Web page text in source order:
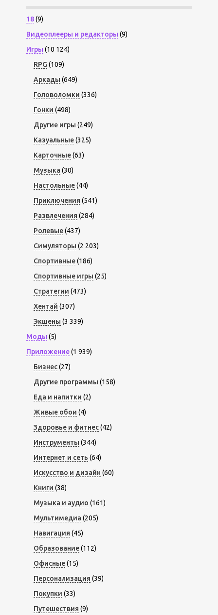
18(9)
Видеоплееры и редакторы (9)
Игры (10 124)
RPG (109)
Аркады (649)
Головоломки (336)
Гонки (498)
Другие игры (249)
Казуальные(325)
Карточные(63)
Музыка (30)
Настольные(44)
Приключения (541)
Развлечения (284)
Ролевые(437)
Симуляторы (2 203)
Спортивные(186)
Спортивные игры (25)
Стратегии (473)
Хентай (307)
Экшены (3 339)
Моды (5)
Приложение(1 939)
Бизнес(27)
Другие программы (158)
Еда и напитки (2)
Живые обои (4)
Здоровье и фитнес(42)
Инструменты (344)
Интернет и сеть (64)
Искусство и дизайн (60)
Книги (38)
Музыка и аудио (161)
Мультимедиа (205)
Навигация (45)
Образование(112)
Офисные(15)
Персонализация (39)
Покупки (33)
Путешествия (9)